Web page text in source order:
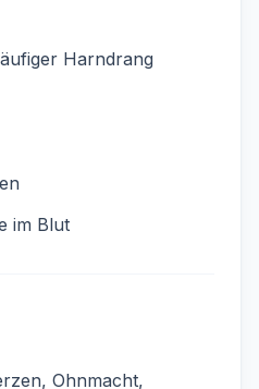
Harndrang
im Blut
Ohnmacht,